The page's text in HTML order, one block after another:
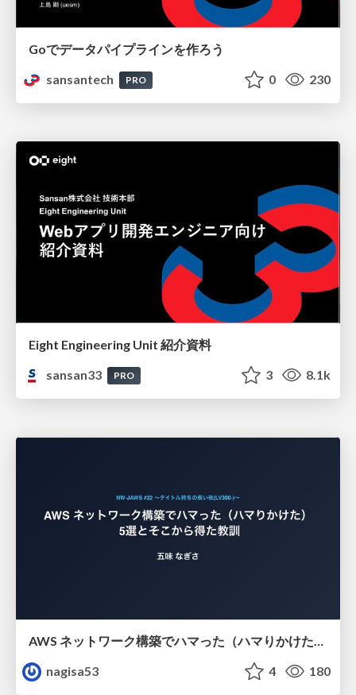
Goでデータパイプラインを作ろう
sansantech
PRO 0 230
Eight Engineering Unit 紹介資料
sansan33
PRO 3 8.1k
nagisa53
4 180